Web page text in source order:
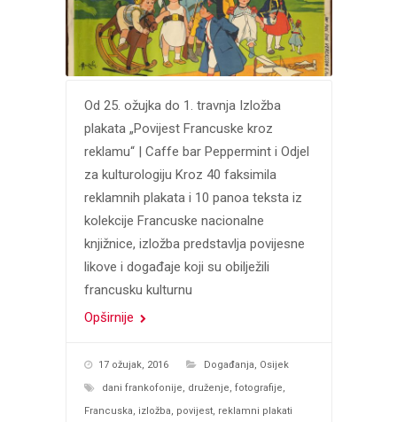
Od 25. ožujka do 1. travnja Izložba
plakata „Povijest Francuske kroz
reklamu“ | Caffe bar Peppermint i Odjel
za kulturologiju Kroz 40 faksimila
reklamnih plakata i 10 panoa teksta iz
kolekcije Francuske nacionalne
knjižnice, izložba predstavlja povijesne
likove i događaje koji su obilježili
francusku kulturnu
Opširnije
17 ožujak, 2016 Događanja, Osijek
dani frankofonije, druženje, fotografije,
Francuska, izložba, povijest, reklamni plakati